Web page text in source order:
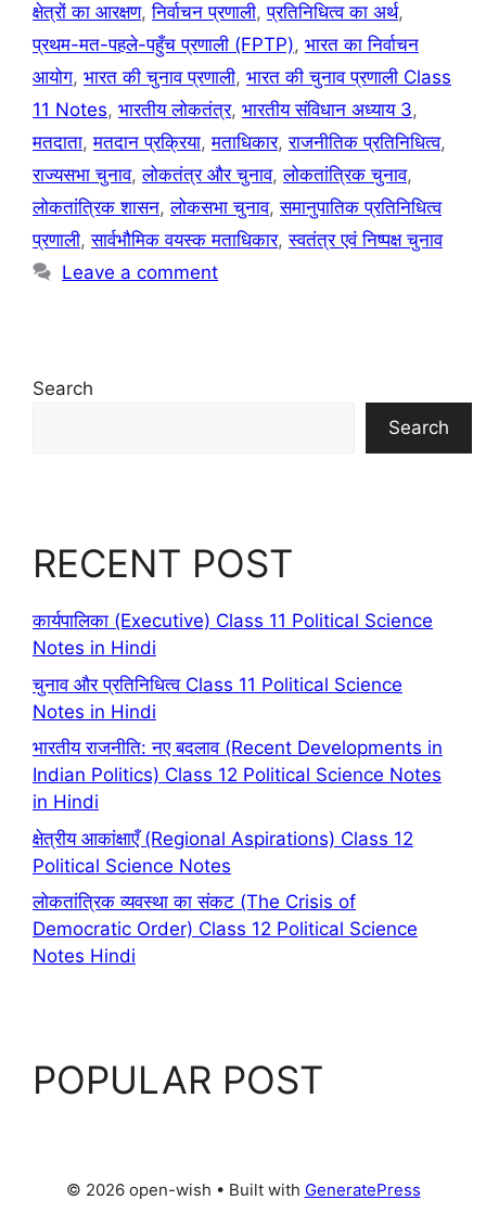
क्षेत्रों का आरक्षण,निर्वाचन प्रणाली,प्रतिनिधित्व का अर्थ,
प्रथम-मत-पहले-पहुँच प्रणाली (FPTP), भारत का निर्वाचन
आयोग, भारत की चुनाव प्रणाली, भारत की चुनाव प्रणाली Class
11 Notes, भारतीय लोकतंत्र, भारतीय संविधान अध्याय 3,
मतदाता,मतदान प्रक्रिया,मताधिकार,राजनीतिक प्रतिनिधित्व,
राज्यसभा चुनाव,लोकतंत्र और चुनाव,लोकतांत्रिक चुनाव,
लोकतांत्रिक शासन,लोकसभा चुनाव,समानुपातिक प्रतिनिधित्व
प्रणाली,सार्वभौमिक वयस्क मताधिकार,स्वतंत्र एवं निष्पक्ष चुनाव
Leave a comment
Search
Search
RECENT POST
कार्यपालिका (Executive) Class 11 Political Science
Notes in Hindi
चुनाव और प्रतिनिधित्व Class 11 Political Science
Notes in Hindi
भारतीय राजनीति: नए बदलाव (Recent Developments in
Indian Politics) Class 12 Political Science Notes
in Hindi
क्षेत्रीय आकांक्षाएँ (Regional Aspirations) Class 12
Political Science Notes
लोकतांत्रिक व्यवस्था का संकट (The Crisis of
Democratic Order) Class 12 Political Science
Notes Hindi
POPULAR POST
© 2026 open-wish • Built with GeneratePress